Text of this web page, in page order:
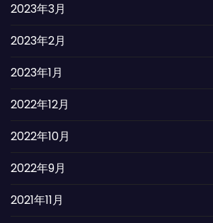
2023年3月
2023年2月
2023年1月
2022年12月
2022年10月
2022年9月
2021年11月